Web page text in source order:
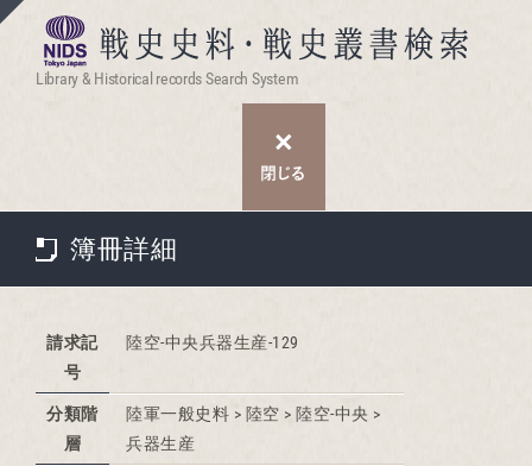
Library & Historical records Search System
簿冊詳細
請求記
号
陸空-中央兵器生産-129
分類階
層
陸軍一般史料 > 陸空 > 陸空-中央 >
兵器生産